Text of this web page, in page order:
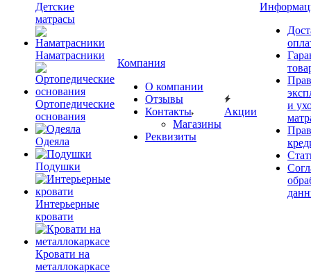
Детские
матрасы
Наматрасники
Ортопедические
основания
Одеяла
Подушки
Интерьерные
кровати
Кровати на
металлокаркасе
Компания
О компании
Отзывы
Контакты
Магазины
Реквизиты
Акции
и